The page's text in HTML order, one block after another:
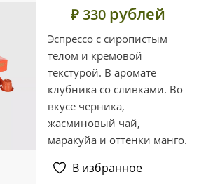
₽ 330 рублей
Эспрессо с сиропистым
телом и кремовой
текстурой. В аромате
клубника со сливками. Во
вкусе черника,
жасминовый чай,
маракуйа и оттенки манго.
В избранное